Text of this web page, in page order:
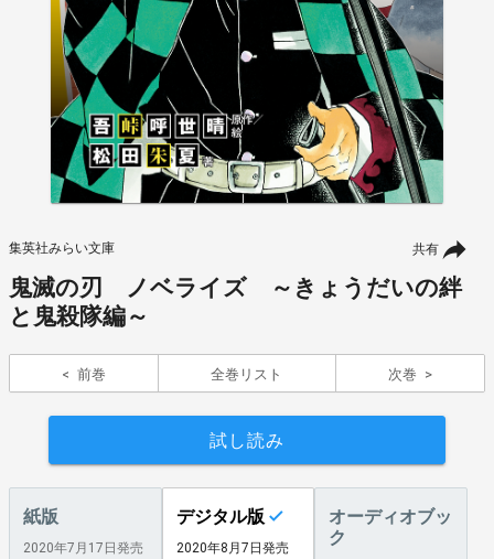
共有
集英社みらい文庫
鬼滅の刃 ノベライズ ～きょうだいの絆
と鬼殺隊編～
前巻 全巻リスト 次巻
試し読み
紙版
2020年7月17日発売
デジタル版
2020年8月7日発売
オーディオブッ
ク